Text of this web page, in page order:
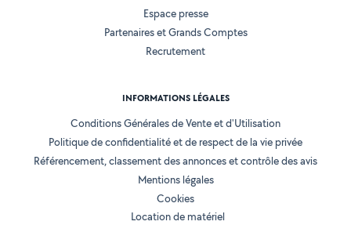
Espace presse
Partenaires et Grands Comptes
Recrutement
INFORMATIONS LÉGALES
Conditions Générales de Vente et d'Utilisation
Politique de confidentialité et de respect de la vie privée
Référencement, classement des annonces et contrôle des avis
Mentions légales
Cookies
Location de matériel